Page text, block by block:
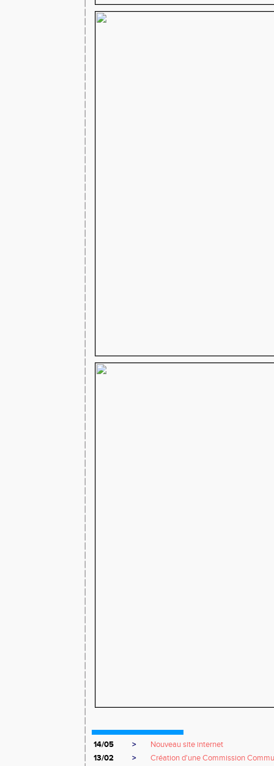
14/05 >
Nouveau site internet
13/02
>
Création d'une Commission